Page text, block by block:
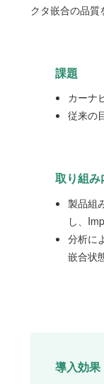
クタ嵌合の品質
課題
カーナ
従来の
取り組み
製品組
し、
分析に
嵌合状
導入効果